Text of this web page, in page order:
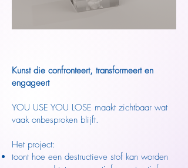
Kunst die confronteert, transformeert en
engageert
YOU USE YOU LOSE maakt zichtbaar wat
vaak onbesproken blijft.
Het project:
toont hoe een destructieve stof kan worden